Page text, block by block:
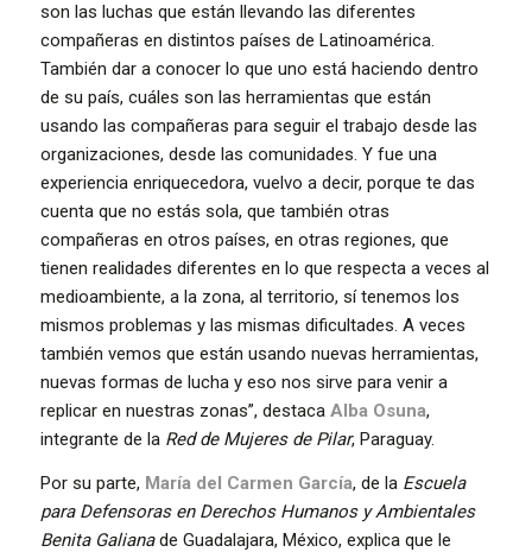
son las luchas que están llevando las diferentes
compañeras en distintos países de Latinoamérica.
También dar a conocer lo que uno está haciendo dentro
de su país, cuáles son las herramientas que están
usando las compañeras para seguir el trabajo desde las
organizaciones, desde las comunidades. Y fue una
experiencia enriquecedora, vuelvo a decir, porque te das
cuenta que no estás sola, que también otras
compañeras en otros países, en otras regiones, que
tienen realidades diferentes en lo que respecta a veces al
medioambiente, a la zona, al territorio, sí tenemos los
mismos problemas y las mismas dificultades. A veces
también vemos que están usando nuevas herramientas,
nuevas formas de lucha y eso nos sirve para venir a
replicar en nuestras zonas”, destaca Alba Osuna,
integrante de la Red de Mujeres de Pilar, Paraguay.
Por su parte, María del Carmen García, de la Escuela
para Defensoras en Derechos Humanos y Ambientales
Benita Galianade Guadalajara, México, explica que le